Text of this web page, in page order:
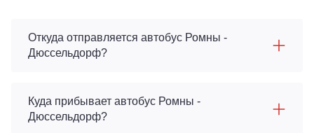
Откуда отправляется автобус Ромны -
Дюссельдорф?
Куда прибывает автобус Ромны -
Дюссельдорф?